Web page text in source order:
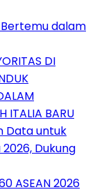
Bertemu dalam
DI
ITALIA BARU
Data untuk
Dukung
ASEAN 2026